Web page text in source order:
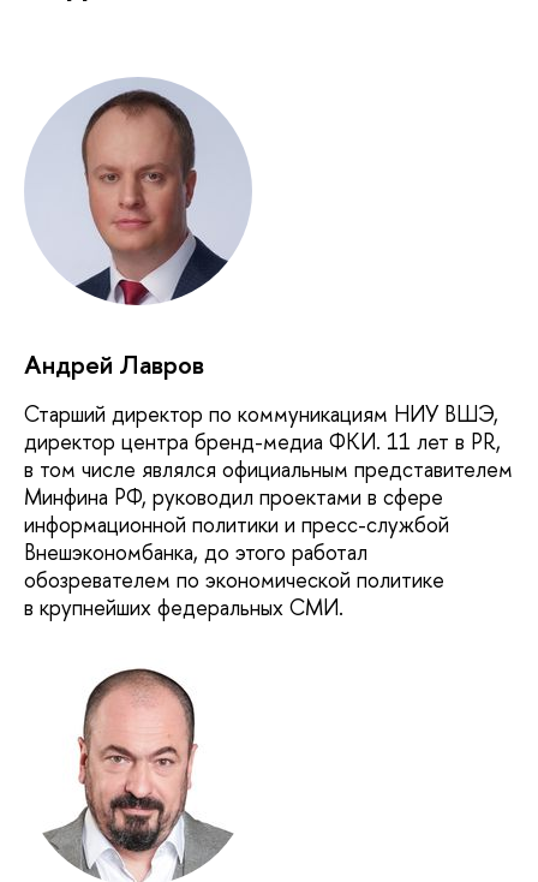
Андрей Лавров
Старший директор по коммуникациям НИУ ВШЭ,
директор центра бренд-медиа ФКИ. 11 лет в PR,
в том числе являлся официальным представителем
Минфина РФ, руководил проектами в сфере
информационной политики и пресс-службой
Внешэкономбанка, до этого работал
обозревателем по экономической политике
в крупнейших федеральных СМИ.